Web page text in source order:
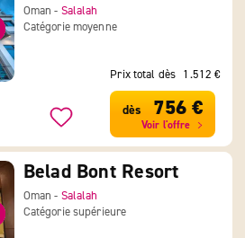
Oman - Salalah
Catégorie moyenne
Prix total dès 1.512 €
dès 756 €
Voir l'offre
Belad Bont Resort
Oman - Salalah
Catégorie supérieure